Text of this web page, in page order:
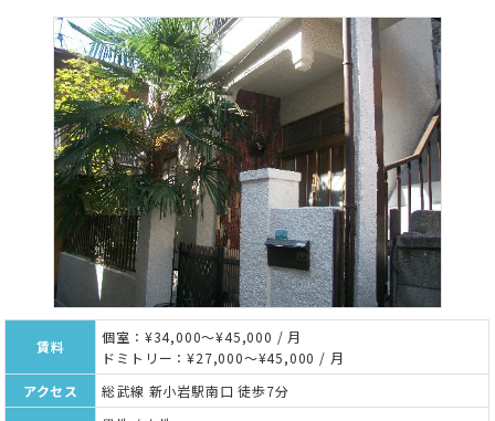
賃料
個室：¥34,000～¥45,000 / 月
ドミトリー：¥27,000～¥45,000 / 月
アクセス
総武線 新小岩駅南口 徒歩7分